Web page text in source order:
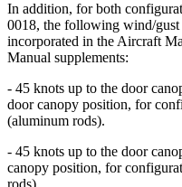
In addition, for both
0018, the following wind/gust
incorporated in the Aircraft
Manual supplements:
- 45 knots up to the door
door canopy position, for
(aluminum rods).
- 45 knots up to the door
canopy position, for